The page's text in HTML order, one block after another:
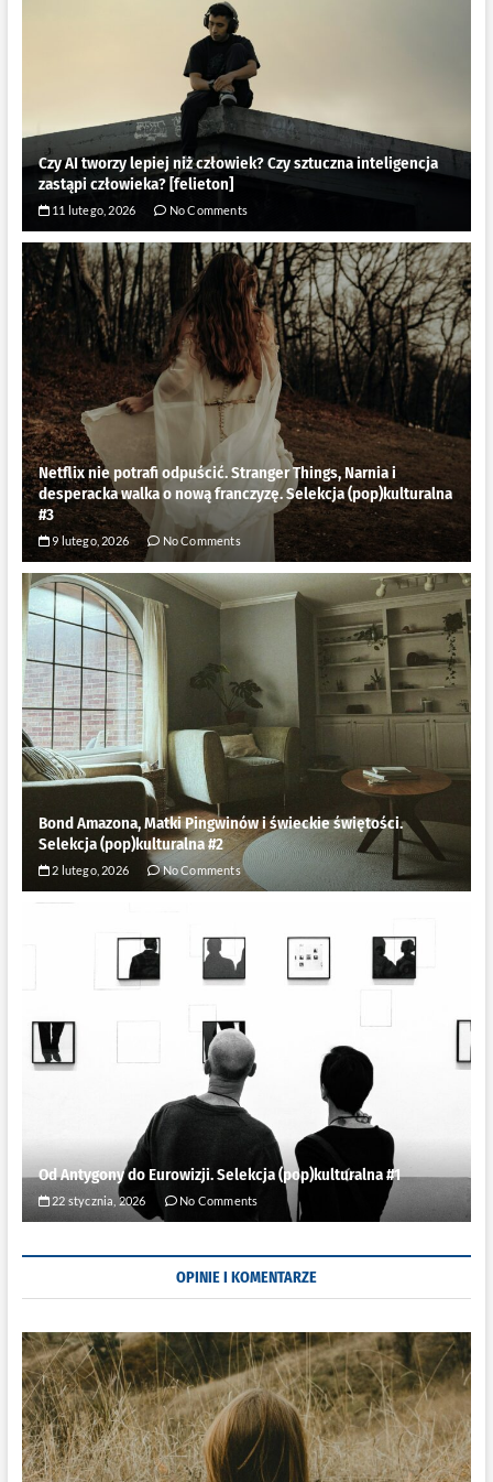
Czy AI tworzy lepiej niż człowiek? Czy sztuczna inteligencja
zastąpi człowieka? [felieton]
11 lutego, 2026 No Comments
Netflix nie potrafi odpuścić. Stranger Things, Narnia i
desperacka walka o nową franczyzę. Selekcja (pop)kulturalna
#3
9 lutego, 2026 No Comments
Bond Amazona, Matki Pingwinów i świeckie świętości.
Selekcja (pop)kulturalna #2
2 lutego, 2026 No Comments
Od Antygony do Eurowizji. Selekcja (pop)kulturalna #1
22 stycznia, 2026 No Comments
OPINIE I KOMENTARZE